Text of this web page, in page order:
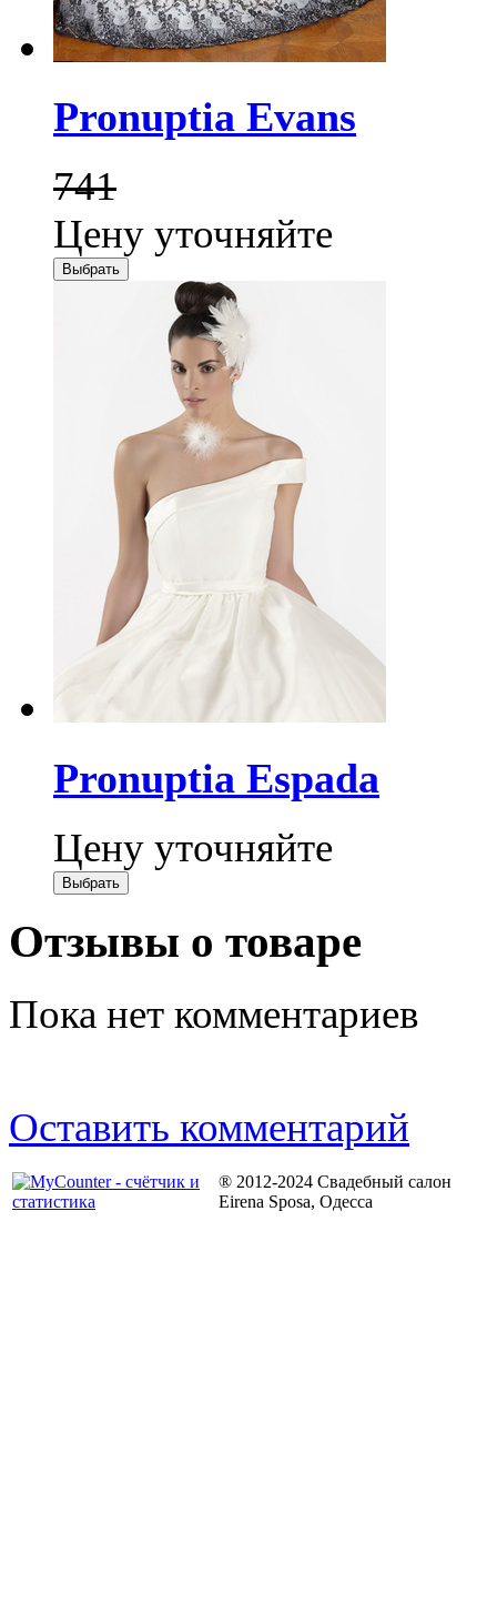
Pronuptia Evans
741
Цену уточняйте
Pronuptia Espada
Цену уточняйте
Отзывы о товаре
Пока нет комментариев
Оставить комментарий
® 2012-2024 Свадебный салон
Eirena Sposa, Одесса